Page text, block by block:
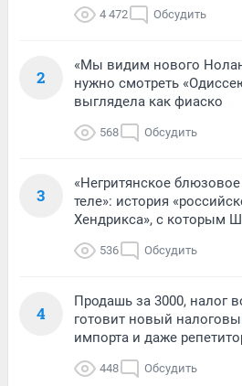
4 472 Обсудить
2
«Мы видим нового
нужно смотреть
выглядела как фиаско
568 Обсудить
3
«Негритянское
теле»: история
Хендрикса», с которым
536 Обсудить
4
Продашь за 3000, налог
готовит новый
импорта и даже
448 Обсудить